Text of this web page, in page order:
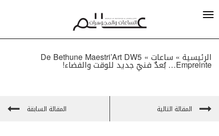
الرئيسية » ساعات»
De Bethune Maestri’Art DW5
Empreinte… بُعدٌ فنيّ جديد للوقت والفضاء!
المقالة التالية المقالة السابقة